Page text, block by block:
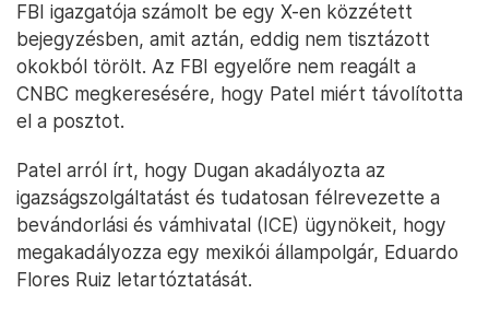
FBI igazgatója számolt be egy X-en közzétett
bejegyzésben, amit aztán, eddig nem tisztázott
okokból törölt. Az FBI egyelőre nem reagált a
CNBC megkeresésére, hogy Patel miért távolította
el a posztot.
Patel arról írt, hogy Dugan akadályozta az
igazságszolgáltatást és tudatosan félrevezette a
bevándorlási és vámhivatal (ICE) ügynökeit, hogy
megakadályozza egy mexikói állampolgár, Eduardo
Flores Ruiz letartóztatását.